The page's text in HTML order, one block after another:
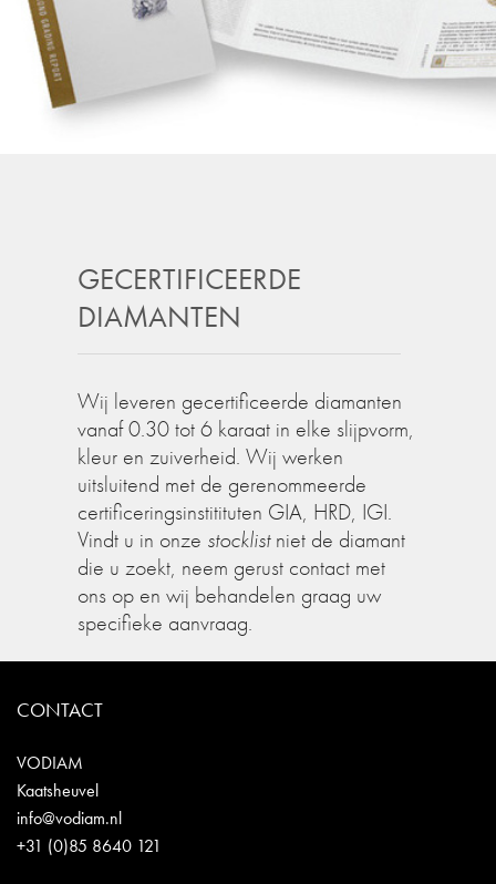
GECERTIFICEERDE
DIAMANTEN
Wij leveren gecertificeerde diamanten
vanaf 0.30 tot 6 karaat in elke slijpvorm,
kleur en zuiverheid. Wij werken
uitsluitend met de gerenommeerde
certificeringsinstitituten GIA, HRD, IGI.
Vindt u in onze stocklistniet de diamant
die u zoekt, neem gerust contact met
ons op en wij behandelen graag uw
specifieke aanvraag.
CONTACT
VODIAM
Kaatsheuvel
info@vodiam.nl
+31 (0)85 8640 121